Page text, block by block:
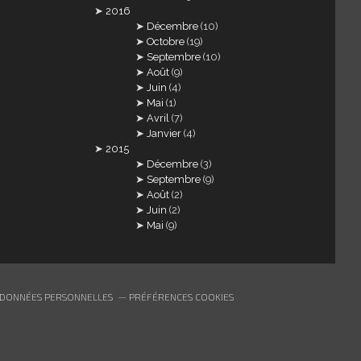
2016
Décembre (10)
Octobre (19)
Septembre (10)
Août (9)
Juin (4)
Mai (1)
Avril (7)
Janvier (4)
2015
Décembre (3)
Septembre (9)
Août (2)
Juin (2)
Mai (9)
PERSONNELLES PRÉFÉRENCES COOKIES